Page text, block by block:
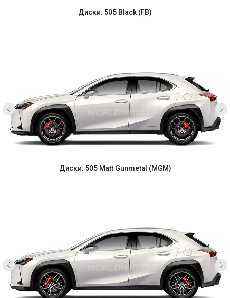
Диски: 505 Black (FB)
Диски: 505 Matt Gunmetal (MGM)